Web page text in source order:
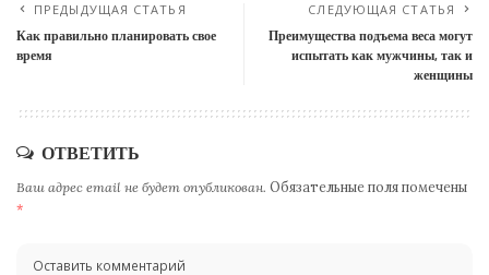
ПРЕДЫДУЩАЯ СТАТЬЯ
Как правильно планировать свое
время
СЛЕДУЮЩАЯ СТАТЬЯ
Преимущества подъема веса могут
испытать как мужчины, так и
женщины
ОТВЕТИТЬ
Ваш адрес email не будет опубликован. Обязательные поля помечены
*